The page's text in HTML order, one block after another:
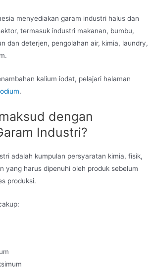
menyediakan garam industri halus dan
termasuk industri makanan, bumbu,
dan deterjen, pengolahan air, kimia, laundry,
kalium iodat, pelajari halaman
.
dengan
Industri?
adalah kumpulan persyaratan kimia, fisik,
yang harus dipenuhi oleh produk sebelum
produksi.